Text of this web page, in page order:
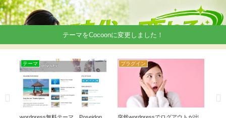
テーマをCocoonに変更しました！
テーマ プラグイン